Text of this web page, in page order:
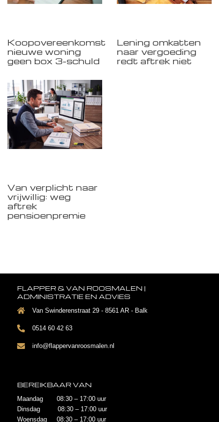
Koopovereenkomst
nieuwe woning
geen box 3-schuld
Lening omkatten
naar vergoeding
redt aftrek niet
Van verplicht naar
vrijwillig: weg
aftrek
pensioenpremie
FLAPPER & VAN ROOSMALEN |
ADMINISTRATIE EN ADVIES
Van Swinderenstraat 29 - 8561 AR - Balk
0514 60 42 63
info@flappervanroosmalen.nl
BEREIKBAAR VAN
Maandag 08:30 – 17:00 uur
Dinsdag 08:30 – 17:00 uur
Woensdag 08:30 – 17:00 uur